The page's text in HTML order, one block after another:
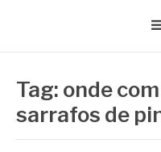
Tag: onde
sarrafos de